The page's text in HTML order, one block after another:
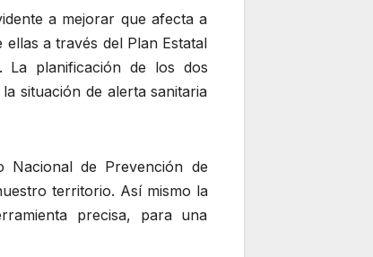
a mejorar que afecta a
a través del Plan Estatal
La planificación de los dos
situación de alerta sanitaria
Nacional de Prevención de
territorio. Así mismo la
precisa, para una